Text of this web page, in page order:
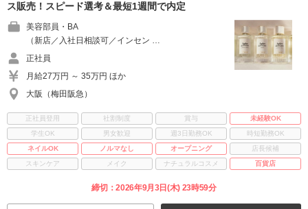
ス販売！スピード選考＆最短1週間で内定
美容部員・BA
（新店／入社日相談可／インセン …
正社員
月給27万円 ～ 35万円 ほか
大阪（梅田阪急）
正社員登用 社割制度 賞与
未経験OK
学生OK
男女歓迎 週3日勤務OK
時短勤務OK
ネイルOK
ノルマなし オープニング
店長候補
スキンケア
メイク ナチュラルコスメ 百貨店
締切：2026年9月3日(木) 23時59分